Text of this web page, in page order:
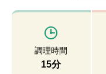
調理時間
15分